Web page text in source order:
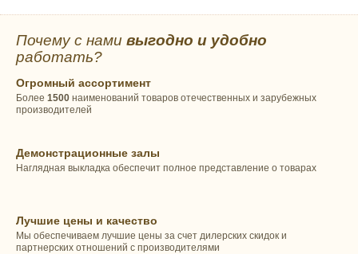
Почему с нами выгодно и удобно
работать?
Огромный ассортимент
Более 1500 наименований товаров отечественных и зарубежных
производителей
Демонстрационные залы
Наглядная выкладка обеспечит полное представление о товарах
Лучшие цены и качество
Мы обеспечиваем лучшие цены за счет дилерских скидок и
партнерских отношений с производителями